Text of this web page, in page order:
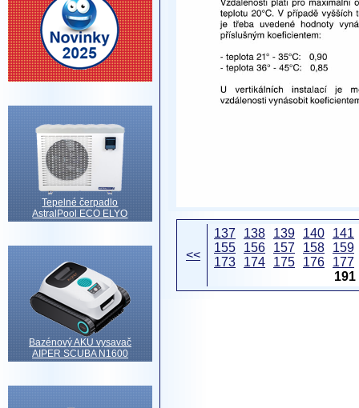
Tepelné čerpadlo
AstralPool ECO ELYO
Bazénový AKU vysavač
AIPER SCUBA N1600
<<
137 138 139 140
141
155
156 157 158
159
173
174 175 176
177
191